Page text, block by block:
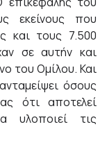
εκείνους που
και τους 7.500
σε αυτήν και
του Ομίλου. Και
όσους
ότι αποτελεί
υλοποιεί τις